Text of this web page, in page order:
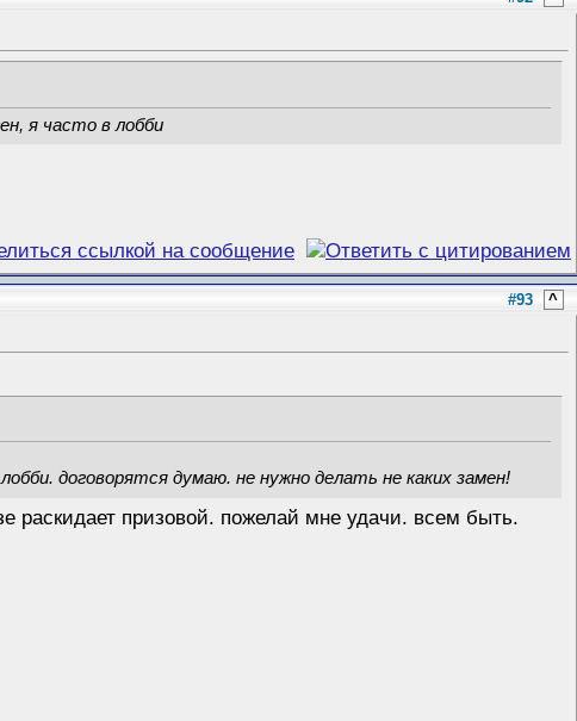
я часто в лобби
#93 ^
договорятся думаю. не нужно делать не каких замен!
раскидает призовой. пожелай мне удачи. всем быть.